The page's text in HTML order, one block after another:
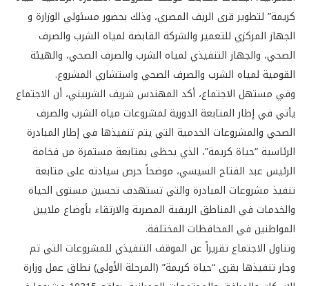
كريمة” لتطوير قرى الريف المصري، وذلك بحضور مسئولي الوزارة و
الجهاز المركزي للتعمير والشركة القابضة لمياه الشرب والصرف
الصحي، والجهاز التنفيذي لمياه الشرب والصرف الصحي، والهيئة
القومية لمياه الشرب والصرف الصحي واستشاري المشروع.
وفي مستهل الاجتماع، أكد المهندس شريف الشربيني، أن الاجتماع
يأتي في إطار المتابعة الدورية لمشروعات مياه الشرب والصرف
الصحي والمشروعات الخدمية التي يتم تنفيذها في إطار المبادرة
الرئاسية “حياة كريمة”، الذي يحظى بمتابعة مستمرة من فخامة
الرئيس عبد الفتاح السيسي، موضحاً حرص سيادته على متابعة
تنفيذ مشروعات المبادرة والتي تستهدف تحسين مستوى الحياة
والخدمات في المناطق الريفية المصرية والارتقاء بأوضاع ملايين
المواطنين في المحافظات المختلفة.
وتناول الاجتماع تقريراً عن الموقف التنفيذي للمشروعات التي تم
وجار تنفيذها بقرى “حياة كريمة” (المرحلة الأولى) نطاق عمل وزارة